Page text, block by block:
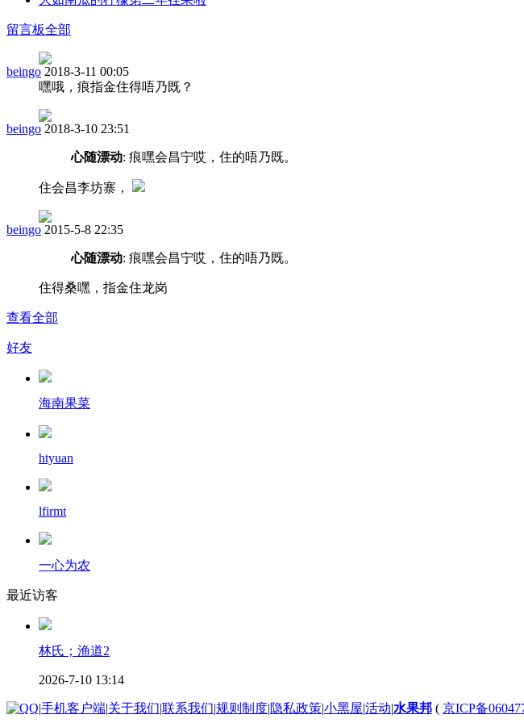
留言板全部
beingo 2018-3-11 00:05
嘿哦，痕指金住得唔乃既？
beingo 2018-3-10 23:51
心随漂动: 痕嘿会昌宁哎，住的唔乃既。
住会昌李坊寨，
beingo 2015-5-8 22:35
心随漂动: 痕嘿会昌宁哎，住的唔乃既。
住得桑嘿，指金住龙岗
查看全部
好友
海南果菜
htyuan
lfirmt
一心为农
最近访客
林氏；渔道2
2026-7-10 13:14
|手机客户端|关于我们|联系我们|规则制度|隐私政策|小黑屋|活动|水果邦 ( 京ICP备